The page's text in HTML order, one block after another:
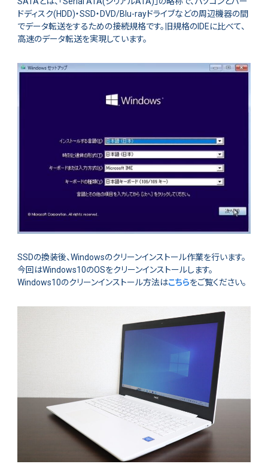
ドディスク(HDD)・SSD・DVD/Blu-rayドライブなどの周辺機器の間
でデータ転送をするための接続規格です。旧規格のIDEに比べて、
高速のデータ転送を実現しています。
SSDの換装後、Windowsのクリーンインストール作業を行います。
今回はWindows10のOSをクリーンインストールします。
Windows10のクリーンインストール方法はこちらをご覧ください。